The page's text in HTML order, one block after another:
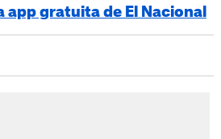
app gratuita de El Nacional